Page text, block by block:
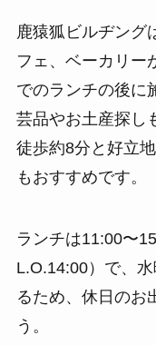
鹿猿狐ビルヂング
フェ、ベーカリー
でのランチの後に
芸品やお土産探し
徒歩約8分と好立
もおすすめです。
ランチは11:00〜
L.O.14:00）で、
るため、休日のお
う。